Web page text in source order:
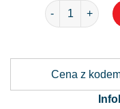
ilość Obraz z
Cena z